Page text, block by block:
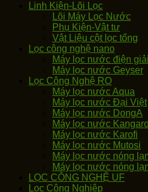
Linh Kiện-Lõi Lọc
Lõi Máy Lọc Nước
Phụ Kiện-Vật tư
Vật Liệu cột lọc tổng
Lọc công nghệ nano
Máy lọc nước điện giải
Máy lọc nước Geyser
Lọc Công Nghệ RO
Máy lọc nước Aqua
Máy lọc nước Đại Việt
Máy lọc nước DongA
Máy lọc nước
Máy lọc nước Karofi
Máy lọc nước Mutosi
Máy lọc nước nóng
Máy lọc nước nóng
LỌC CÔNG NGHỆ UF
Lọc Công Nghiệp